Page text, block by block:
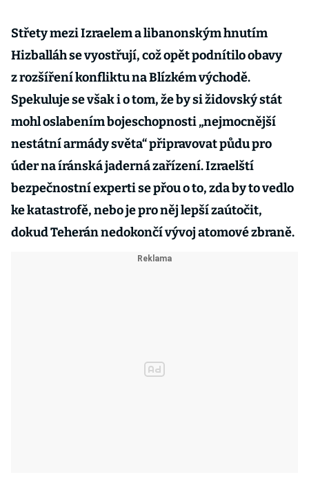
Střety mezi Izraelem a libanonským hnutím
Hizballáh se vyostřují, což opět podnítilo obavy
z rozšíření konfliktu na Blízkém východě.
Spekuluje se však i o tom, že by si židovský stát
mohl oslabením bojeschopnosti „nejmocnější
nestátní armády světa“ připravovat půdu pro
úder na íránská jaderná zařízení. Izraelští
bezpečnostní experti se přou o to, zda by to vedlo
ke katastrofě, nebo je pro něj lepší zaútočit,
dokud Teherán nedokončí vývoj atomové zbraně.